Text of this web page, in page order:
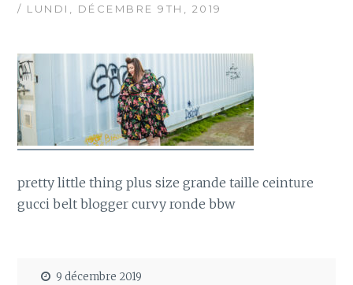
/ LUNDI, DÉCEMBRE 9TH, 2019
pretty little thing plus size grande taille ceinture
gucci belt blogger curvy ronde bbw
9 décembre 2019